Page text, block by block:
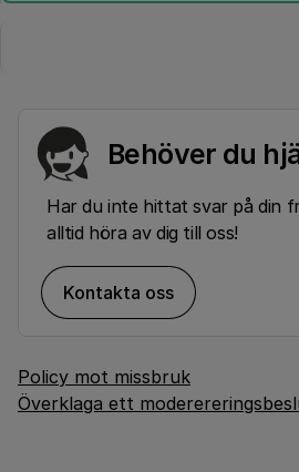
Behöver du
Har du inte hittat svar på din
alltid höra av dig till oss!
Kontakta oss
Policy mot missbruk
Överklaga ett